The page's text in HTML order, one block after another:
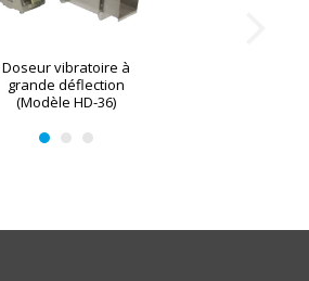
Doseur vibratoire à
grande déflection
(Modèle HD-36)